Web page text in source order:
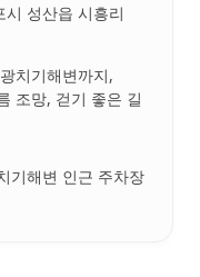
성산읍 시흥리
치기해변까지,
조망, 걷기 좋은 길
기해변 인근 주차장